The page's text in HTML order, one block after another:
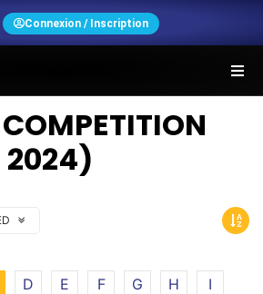
Connexion / Inscription
2024)
D E F G H
I